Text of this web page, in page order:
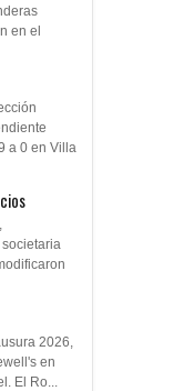
en el
a 0 en Villa
2026,
en
El Ro...